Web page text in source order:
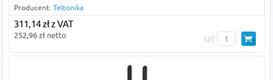
Producent: Teltonika
311,14 zł z VAT
252,96 zł netto szt